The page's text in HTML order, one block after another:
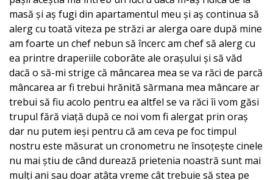
masă și aș fugi din apartamentul meu și aș continua să
alerg cu toată viteza pe străzi ar alerga oare după mine
am foarte un chef nebun să încerc am chef să alerg cu
ea printre draperiile coborâte ale orașului și să văd
dacă o să-mi strige că mâncarea mea se va răci de parcă
mâncarea ar fi trebui hrănită sărmana mea mâncare ar
trebui să fiu acolo pentru ea altfel se va răci îi vom găsi
trupul fără viață după ce noi vom fi alergat prin oraș
dar nu putem ieși pentru că am ceva pe foc timpul
nostru este măsurat un cronometru ne însoțește cinele
nu mai știu de când durează prietenia noastră sunt mai
mulți ani sau doar atâta vreme cât trebuie să stea pe